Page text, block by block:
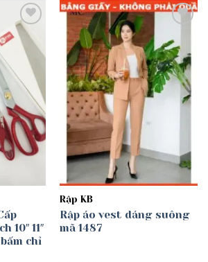
Add to
wishlist
10″ 11″
chỉ
wishlist
Rập KB
Rập áo vest dáng suông
mã 1487